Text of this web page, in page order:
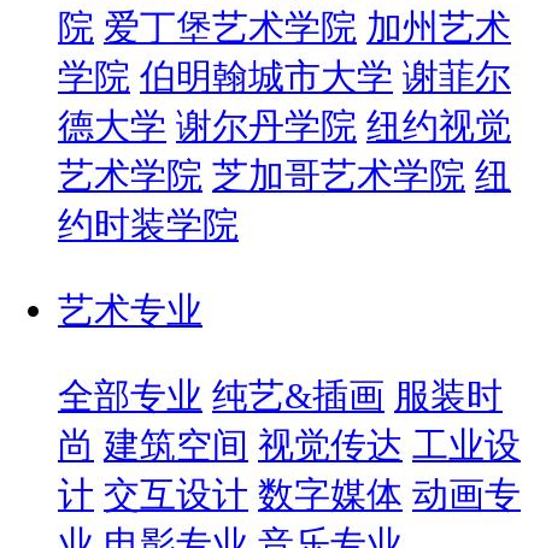
院 爱丁堡艺术学院 加州艺术
学院 伯明翰城市大学 谢菲尔
德大学 谢尔丹学院 纽约视觉
艺术学院 芝加哥艺术学院 纽
约时装学院
艺术专业
全部专业 纯艺&插画 服装时
尚 建筑空间 视觉传达 工业设
计 交互设计 数字媒体 动画专